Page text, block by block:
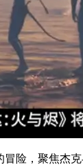
冒险，聚焦杰